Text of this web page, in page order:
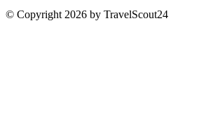
© Copyright 2026 by TravelScout24